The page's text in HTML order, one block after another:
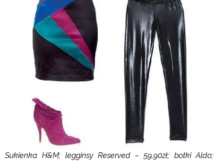
Sukienka H&M; legginsy Reserved – 59,90zł; botki Aldo;